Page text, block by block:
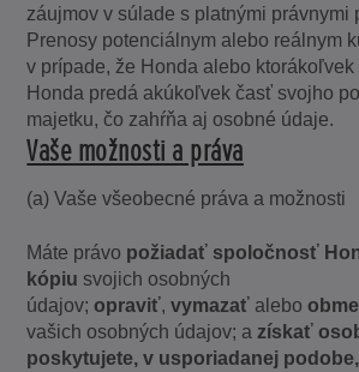
záujmov v súlade s platnými právnymi
Prenosy potenciálnym alebo reálnym
v prípade, že Honda alebo
Honda predá akúkoľvek časť svojho
majetku, čo zahŕňa aj osobné údaje.
Vaše možnosti a práva
(a) Vaše všeobecné práva a možnosti
Máte právo požiadať spoločnosť
kópiu svojich osobných
údajov;opraviť,vymazať alebo
vašich osobných údajov; azískať
poskytujete, v usporiadanej